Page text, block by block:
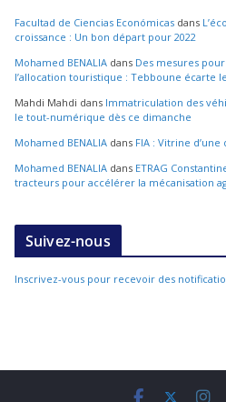
Facultad de Ciencias Económicas dans
croissance : Un bon départ pour 2022
Mohamed BENALIA dans Des mesures
l’allocation touristique : Tebboune écarte
Mahdi Mahdi dans Immatriculation des
le tout-numérique dès ce dimanche
Mohamed BENALIA dans FIA : Vitrine
Mohamed BENALIA dans ETRAG
tracteurs pour accélérer la mécanisation
Suivez-nous
Inscrivez-vous pour recevoir des